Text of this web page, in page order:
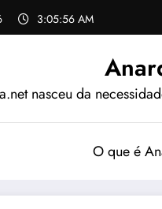
3:05:57 AM
nasceu da
O que é